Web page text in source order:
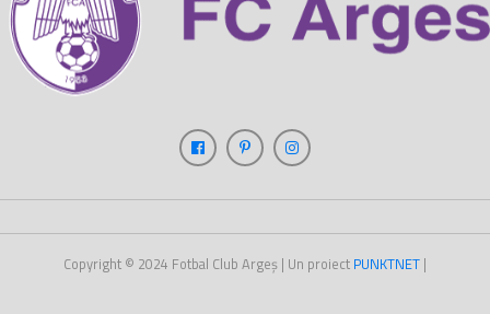
Copyright © 2024 Fotbal Club Argeș | Un proiect PUNKTNET |